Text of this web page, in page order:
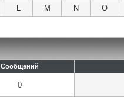
L M N O
Сообщений
0